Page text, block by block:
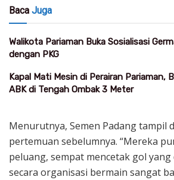
Baca Juga
Walikota Pariaman Buka Sosialisasi
dengan PKG
Kapal Mati Mesin di Perairan Pariaman,
ABK di Tengah Ombak 3 Meter
Menurutnya, Semen Padang tampil
pertemuan sebelumnya. “Mereka
peluang, sempat mencetak gol
secara organisasi bermain sangat